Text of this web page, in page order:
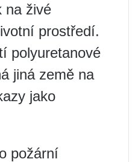
na živé
prostředí.
polyuretanové
jiná země na
jako
požární